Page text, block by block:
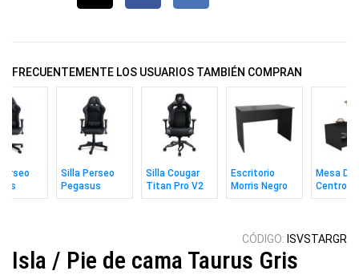
FRECUENTEMENTE LOS USUARIOS TAMBIÉN COMPRAN
/ Dorado
Silla Perseo
Pegasus
Negro /
Silla Cougar
Titan Pro V2
Escritorio
Morris Negro
Mesa De
Centro
Negro
CÓDIGO: ISVSTARGR
Isla / Pie de cama Taurus Gris